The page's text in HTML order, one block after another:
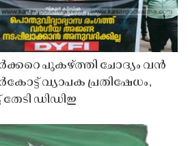
പുകഴ്ത്തി ചോദ്യം വൻ
വ്യാപക പ്രതിഷേധം,
തേടി ഡിഡിഇ